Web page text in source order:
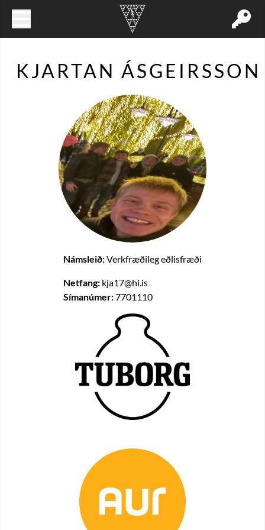
KJARTAN ÁSGEIRSSON
Námsleið:Verkfræðileg eðlisfræði
Netfang: kja17@hi.is
Símanúmer:7701110